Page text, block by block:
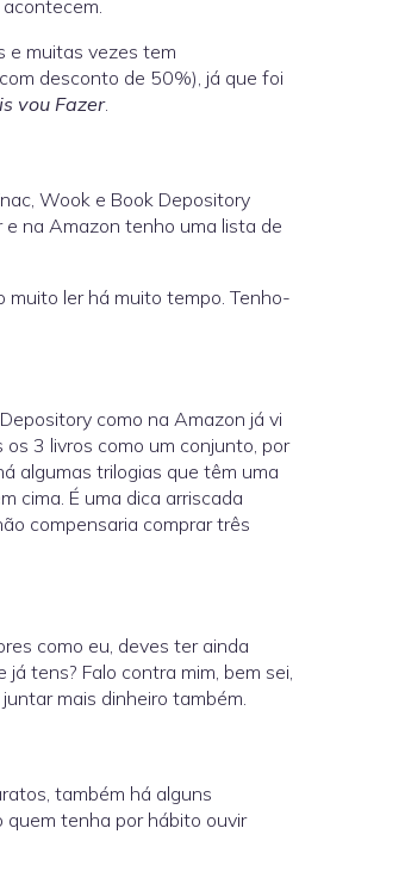
e muitas vezes tem
desconto de 50%), já que foi
vou Fazer.
Wook e Book Depository
e na Amazon tenho uma lista de
muito ler há muito tempo. Tenho-
como na Amazon já vi
os 3 livros como um conjunto, por
algumas trilogias que têm uma
cima. É uma dica arriscada
compensaria comprar três
como eu, deves ter ainda
tens? Falo contra mim, bem sei,
mais dinheiro também.
também há alguns
quem tenha por hábito ouvir